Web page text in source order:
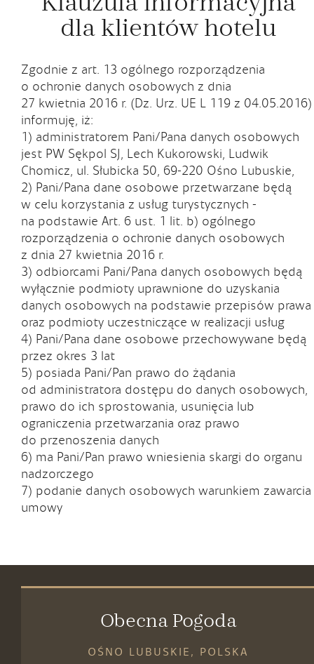
dla klientów hotelu
Zgodnie z art. 13 ogólnego rozporządzenia
o ochronie danych osobowych z dnia
27 kwietnia 2016 r. (Dz. Urz. UE L 119 z 04.05.2016)
informuję, iż:
1) administratorem Pani/Pana danych osobowych
jest PW Sękpol SJ, Lech Kukorowski, Ludwik
Chomicz, ul. Słubicka 50, 69-220 Ośno Lubuskie,
2) Pani/Pana dane osobowe przetwarzane będą
w celu korzystania z usług turystycznych -
na podstawie Art. 6 ust. 1 lit. b) ogólnego
rozporządzenia o ochronie danych osobowych
z dnia 27 kwietnia 2016 r.
3) odbiorcami Pani/Pana danych osobowych będą
wyłącznie podmioty uprawnione do uzyskania
danych osobowych na podstawie przepisów prawa
oraz podmioty uczestniczące w realizacji usług
4) Pani/Pana dane osobowe przechowywane będą
przez okres 3 lat
5) posiada Pani/Pan prawo do żądania
od administratora dostępu do danych osobowych,
prawo do ich sprostowania, usunięcia lub
ograniczenia przetwarzania oraz prawo
do przenoszenia danych
6) ma Pani/Pan prawo wniesienia skargi do organu
nadzorczego
7) podanie danych osobowych warunkiem zawarcia
umowy
Obecna Pogoda
OŚNO LUBUSKIE, POLSKA